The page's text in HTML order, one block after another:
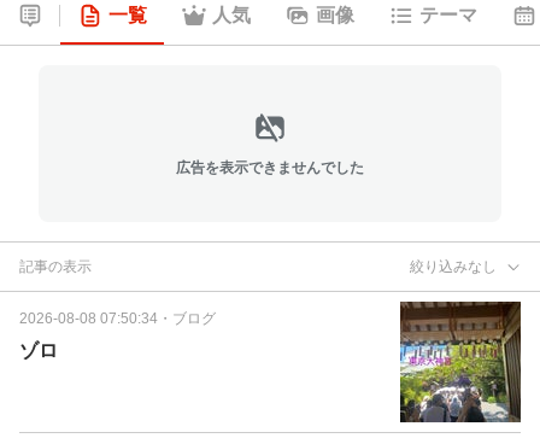
一覧 人気 画像 テーマ
広告を表示できませんでした
記事の表示 絞り込みなし
2026-08-08 07:50:34 ・ ブログ
ゾロ